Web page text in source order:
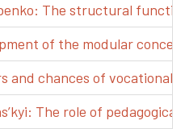
The structural
of the modular
and chances of vocational
The role of